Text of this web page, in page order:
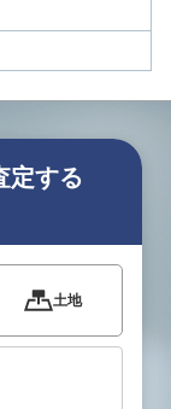
定する
土地